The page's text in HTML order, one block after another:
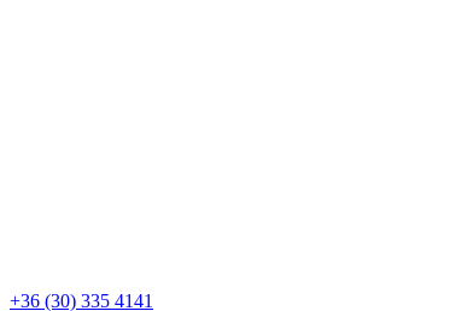
+36 (30) 335 4141